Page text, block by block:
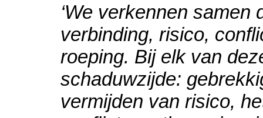
‘We verkennen samen
verbinding, risico,
roeping. Bij elk van
schaduwzijde:
vermijden van risico,